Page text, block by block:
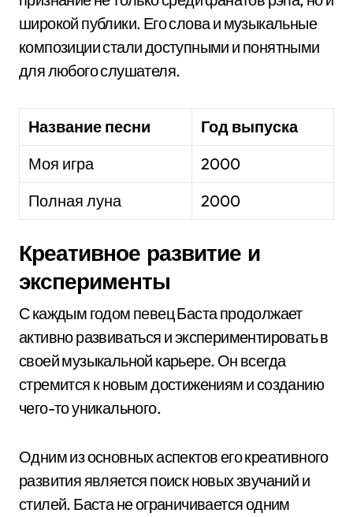
широкой публики. Его слова и музыкальные
композиции стали доступными и понятными
для любого слушателя.
Название песни
Год выпуска
Моя игра
2000
Полная луна
2000
Креативное развитие и
эксперименты
С каждым годом певец Баста продолжает
активно развиваться и экспериментировать в
своей музыкальной карьере. Он всегда
стремится к новым достижениям и созданию
чего-то уникального.
Одним из основных аспектов его креативного
развития является поиск новых звучаний и
стилей. Баста не ограничивается одним